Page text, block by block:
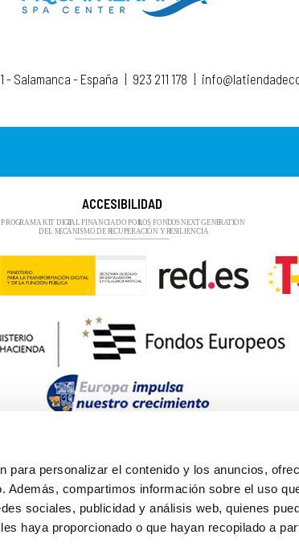
para personalizar el contenido y los anuncios,
Además, compartimos información sobre el uso
sociales, publicidad y análisis web, quienes
haya proporcionado o que hayan recopilado a
- Salamanca - España | 923 211 178 |
ACCESIBILIDAD